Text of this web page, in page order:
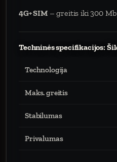
4G+ SIM– greitis iki 300
Techninės specifikacijos:
Technologija
Maks. greitis
Stabilumas
Privalumas